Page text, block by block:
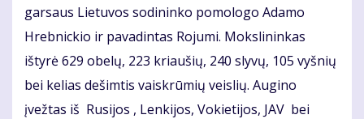
garsaus Lietuvos sodininko pomologo Adamo
Hrebnickio ir pavadintas Rojumi. Mokslininkas
ištyrė 629 obelų, 223 kriaušių, 240 slyvų, 105 vyšnių
bei kelias dešimtis vaiskrūmių veislių. Augino
įvežtas iš Rusijos , Lenkijos, Vokietijos, JAV bei